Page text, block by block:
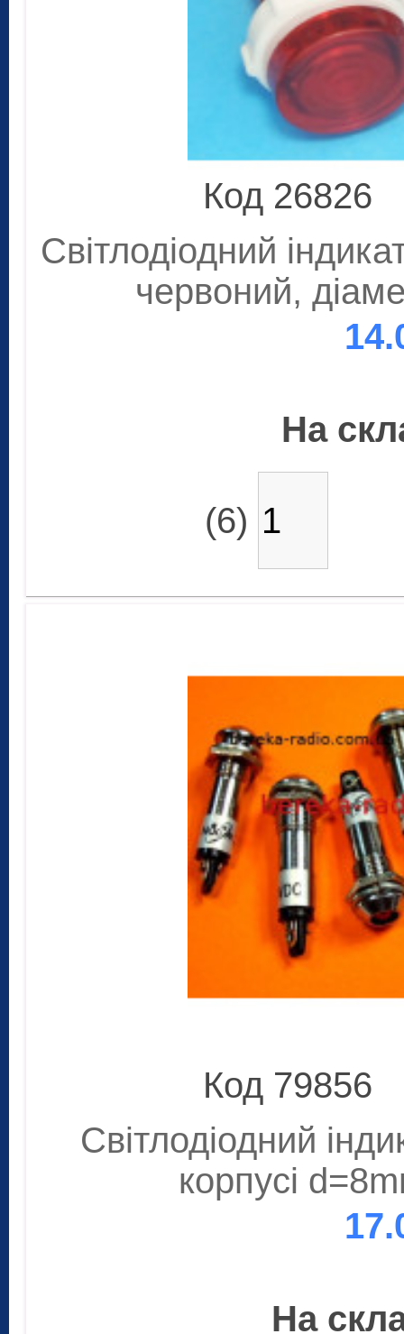
Код 26826
Світлодіодний
червоний,
На
(6)
Код 79856
Світлодіодний
корпусі
На